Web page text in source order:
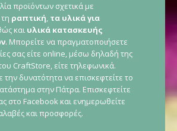
προϊόντων σχετικά με
τη ραπτική, τα υλικά για
και υλικά κατασκευής
. Μπορείτε να πραγματοποιήσετε
σας είτε online, μέσω δηλαδή της
CraftStore, είτε τηλεφωνικά.
την δυνατότητα να επισκεφτείτε το
στην Πάτρα. Επισκεφτείτε
στο Facebook και ενημερωθείτε
και προσφορές.